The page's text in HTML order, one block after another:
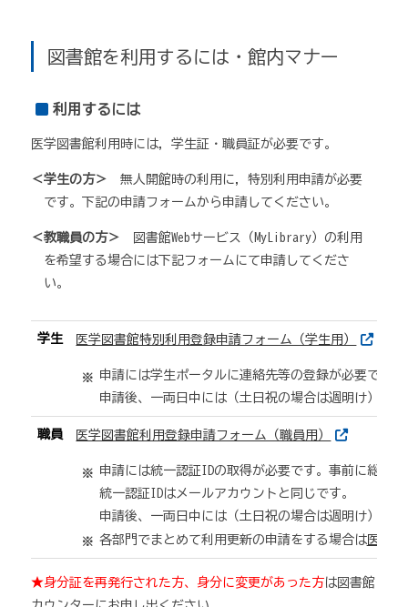
図書館を利用するには・館内マナー
利用するには
医学図書館利用時には，学生証・職員証が必要です。
＜学生の方＞
無人開館時の利用に，特別利用申請が必要
です。下記の申請フォームから申請してください。
＜教職員の方＞
図書館Webサービス（MyLibrary）の利用
を希望する場合には下記フォームにて申請してくださ
い。
学生 医学図書館特別利用登録申請フォーム（学生用）
申請には学生ポータルに連絡先等の登録が必要です。
申請後、一両日中には（土日祝の場合は週明け）利
職員 医学図書館利用登録申請フォーム（職員用）
申請には統一認証IDの取得が必要です。事前に総合
統一認証IDはメールアカウントと同じです。
申請後、一両日中には（土日祝の場合は週明け）利
各部門でまとめて利用更新の申請をする場合は医学図
★身分証を再発行された方、身分に変更があった方は図書館